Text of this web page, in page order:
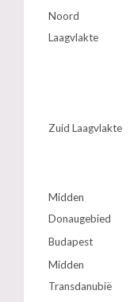
Noord
Laagvlakte
Zuid Laagvlakte
Midden
Donaugebied
Budapest
Midden
Transdanubië